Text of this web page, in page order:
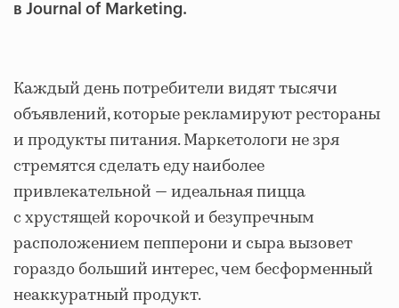
в Journal of Marketing.
Каждый день потребители видят тысячи
объявлений, которые рекламируют рестораны
и продукты питания. Маркетологи не зря
стремятся сделать еду наиболее
привлекательной ― идеальная пицца
с хрустящей корочкой и безупречным
расположением пепперони и сыра вызовет
гораздо больший интерес, чем бесформенный
неаккуратный продукт.